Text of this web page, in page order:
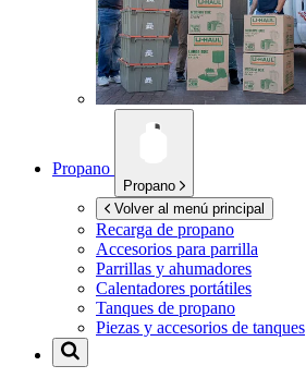
Propano
Propano
Volver al menú principal
Recarga de propano
Accesorios para parrilla
Parrillas y ahumadores
Calentadores portátiles
Tanques de propano
Piezas y accesorios de tanques